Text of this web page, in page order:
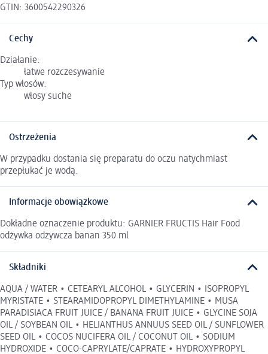
GTIN: 3600542290326
Cechy
Działanie:
łatwe rozczesywanie
Typ włosów:
włosy suche
Ostrzeżenia
W przypadku dostania się preparatu do oczu natychmiast
przepłukać je wodą.
Informacje obowiązkowe
Dokładne oznaczenie produktu: GARNIER FRUCTIS Hair Food
odżywka odżywcza banan 350 ml
Składniki
AQUA / WATER • CETEARYL ALCOHOL • GLYCERIN • ISOPROPYL
MYRISTATE • STEARAMIDOPROPYL DIMETHYLAMINE • MUSA
PARADISIACA FRUIT JUICE / BANANA FRUIT JUICE • GLYCINE SOJA
OIL / SOYBEAN OIL • HELIANTHUS ANNUUS SEED OIL / SUNFLOWER
SEED OIL • COCOS NUCIFERA OIL / COCONUT OIL • SODIUM
HYDROXIDE • COCO-CAPRYLATE/CAPRATE • HYDROXYPROPYL